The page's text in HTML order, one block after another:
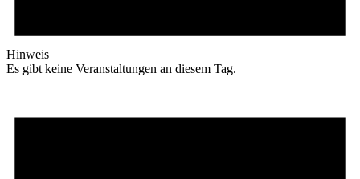
Hinweis
Es gibt keine Veranstaltungen an diesem Tag.